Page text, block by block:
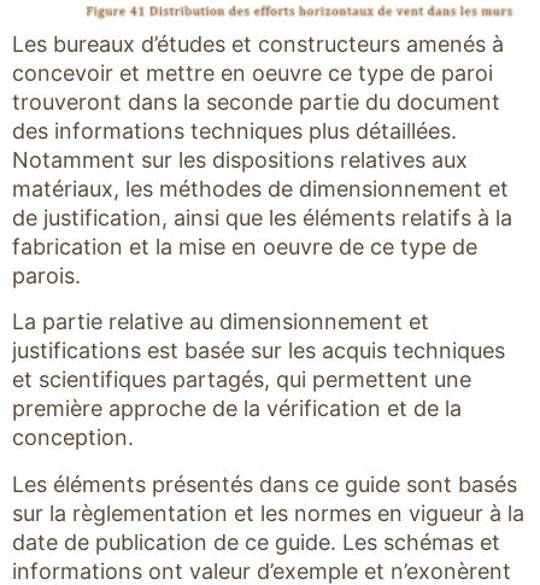
Les bureaux d’études et constructeurs amenés à
concevoir et mettre en oeuvre ce type de paroi
trouveront dans la seconde partie du document
des informations techniques plus détaillées.
Notamment sur les dispositions relatives aux
matériaux, les méthodes de dimensionnement et
de justification, ainsi que les éléments relatifs à la
fabrication et la mise en oeuvre de ce type de
parois.
La partie relative au dimensionnement et
justifications est basée sur les acquis techniques
et scientifiques partagés, qui permettent une
première approche de la vérification et de la
conception.
Les éléments présentés dans ce guide sont basés
sur la règlementation et les normes en vigueur à la
date de publication de ce guide. Les schémas et
informations ont valeur d’exemple et n’exonèrent